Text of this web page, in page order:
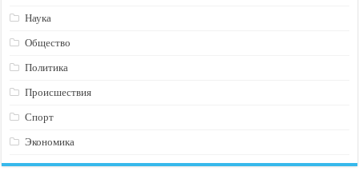
Наука
Общество
Политика
Происшествия
Спорт
Экономика